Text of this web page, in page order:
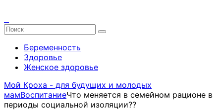
Беременность
Здоровье
Женское здоровье
Мой Кроха - для будущих и молодых
мамВоспитаниеЧто меняется в семейном рационе в
периоды социальной изоляции??